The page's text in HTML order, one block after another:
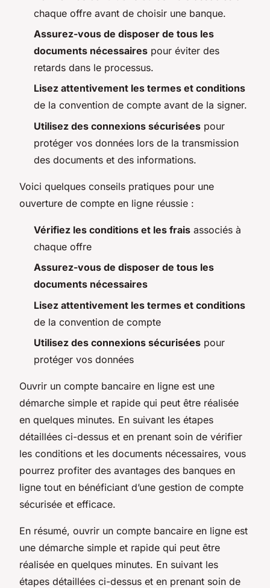
chaque offre avant de choisir une banque.
Assurez-vous de disposer de tous les
documents nécessaires pour éviter des
retards dans le processus.
Lisez attentivement les termes et conditions
de la convention de compte avant de la signer.
Utilisez des connexions sécurisées pour
protéger vos données lors de la transmission
des documents et des informations.
Voici quelques conseils pratiques pour une
ouverture de compte en ligne réussie :
Vérifiez les conditions et les frais associés à
chaque offre
Assurez-vous de disposer de tous les
documents nécessaires
Lisez attentivement les termes et conditions
de la convention de compte
Utilisez des connexions sécurisées pour
protéger vos données
Ouvrir un compte bancaire en ligne est une
démarche simple et rapide qui peut être réalisée
en quelques minutes. En suivant les étapes
détaillées ci-dessus et en prenant soin de vérifier
les conditions et les documents nécessaires, vous
pourrez profiter des avantages des banques en
ligne tout en bénéficiant d’une gestion de compte
sécurisée et efficace.
En résumé, ouvrir un compte bancaire en ligne est
une démarche simple et rapide qui peut être
réalisée en quelques minutes. En suivant les
étapes détaillées ci-dessus et en prenant soin de